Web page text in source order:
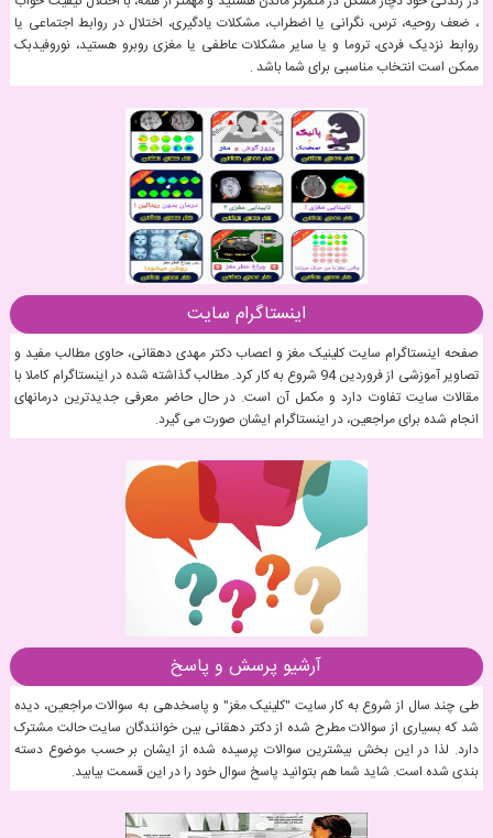
، ضعف روحیه، ترس، نگرانی یا اضطراب، مشکلات یادگیری، اختلال در روابط اجتماعی یا
روابط نزدیک فردی، تروما و یا سایر مشکلات عاطفی یا مغزی روبرو هستید، نوروفیدبک
ممکن است انتخاب مناسبی برای شما باشد .
اینستاگرام سایت
صفحه اینستاگرام سایت کلینیک مغز و اعصاب دکتر مهدی دهقانی، حاوی مطالب مفید و
تصاویر آموزشی از فروردین 94 شروع به کار کرد. مطالب گذاشته شده در اینستاگرام کاملا با
مقالات سایت تفاوت دارد و مکمل آن است. در حال حاضر معرفی جدیدترین درمانهای
انجام شده برای مراجعین، در اینستاگرام ایشان صورت می گیرد.
آرشیو پرسش و پاسخ
طی چند سال از شروع به کار سایت "کلینیک مغز" و پاسخدهی به سوالات مراجعین، دیده
شد که بسیاری از سوالات مطرح شده از دکتر دهقانی بین خوانندگان سایت حالت مشترک
دارد. لذا در این بخش بیشترین سوالات پرسیده شده از ایشان بر حسب موضوع دسته
بندی شده است. شاید شما هم بتوانید پاسخ سوال خود را در این قسمت بیابید.